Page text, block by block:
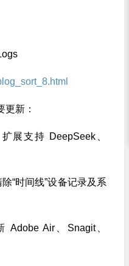
更新：
展支持 DeepSeek、
“时间线”设备记录及系
Adobe Air、Snagit、